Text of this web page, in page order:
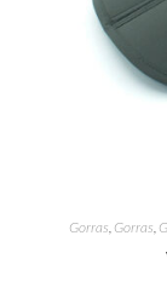
Gorras, Gorras,